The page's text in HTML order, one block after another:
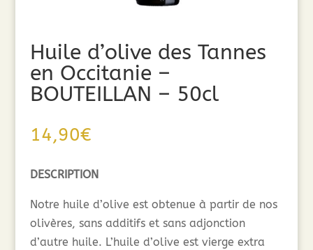
Huile d’olive des Tannes
en Occitanie –
BOUTEILLAN – 50cl
14,90€
DESCRIPTION
Notre huile d’olive est obtenue à partir de nos
olivères, sans additifs et sans adjonction
d’autre huile. L’huile d’olive est vierge extra